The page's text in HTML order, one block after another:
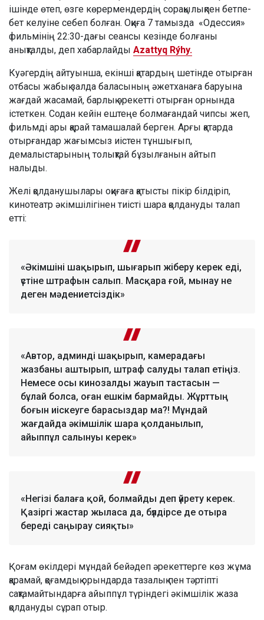
ішінде өтеп, өзге көрермендердің сорақылықпен бетпе-
бет келуіне себеп болған. Оқиға 7 тамызда «Одессия»
фильмінің 22:30-дағы сеансы кезінде болғаны
анықталды, деп хабарлайды Azattyq Rýhy.
Куәгердің айтуынша, екінші қатардың шетінде отырған
отбасы жабық залда баласының әжетханаға баруына
жағдай жасамай, барлық әрекетті отырған орнында
істеткен. Содан кейін ештеңе болмағандай чипсы жеп,
фильмді ары қарай тамашалай берген. Арғы қатарда
отырғандар жағымсыз иістен тұншығып,
демалыстарының толықтай бұзылғанын айтып
налыды.
Желі қолданушылары оқиғаға қатысты пікір білдіріп,
кинотеатр әкімшілігінен тиісті шара қолдануды талап
етті:
«Әкімшіні шақырып, шығарып жіберу керек еді,
үстіне штрафын салып. Масқара ғой, мынау не
деген мәдениетсіздік»
«Автор, админді шақырып, камерадағы
жазбаны аштырып, штраф салуды талап етіңіз.
Немесе осы кинозалды жауып тастасын —
бұлай болса, оған ешкім бармайды. Жұрттың
боғын иіскеуге барасыздар ма?! Мұндай
жағдайда әкімшілік шара қолданылып,
айыппұл салынуы керек»
«Негізі балаға қой, болмайды деп үйрету керек.
Қазіргі жастар жыласа да, бүлдірсе де отыра
береді саңырау сияқты»
Қоғам өкілдері мұндай бейәдеп әрекеттерге көз жұма
қарамай, қоғамдық орындарда тазалық пен тәртіпті
сақтамайтындарға айыппұл түріндегі әкімшілік жаза
қолдануды сұрап отыр.